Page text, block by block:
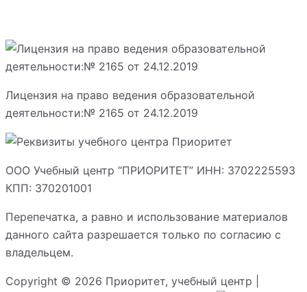
Лицензия на право ведения образовательной
деятельности:№ 2165 от 24.12.2019
ООО Учебный центр “ПРИОРИТЕТ” ИНН: 3702225593
КПП: 370201001
Перепечатка, а равно и использование материалов
данного сайта разрешается только по согласию с
владельцем.
Copyright © 2026 Приоритет, учебный центр |